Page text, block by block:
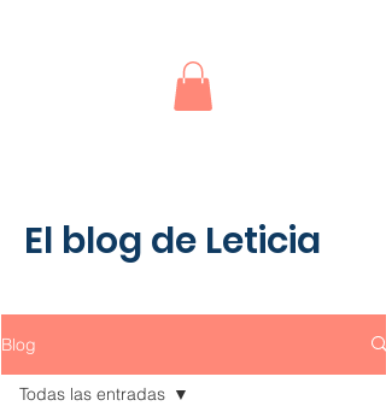
El blog de Leticia
Blog
Todas las entradas